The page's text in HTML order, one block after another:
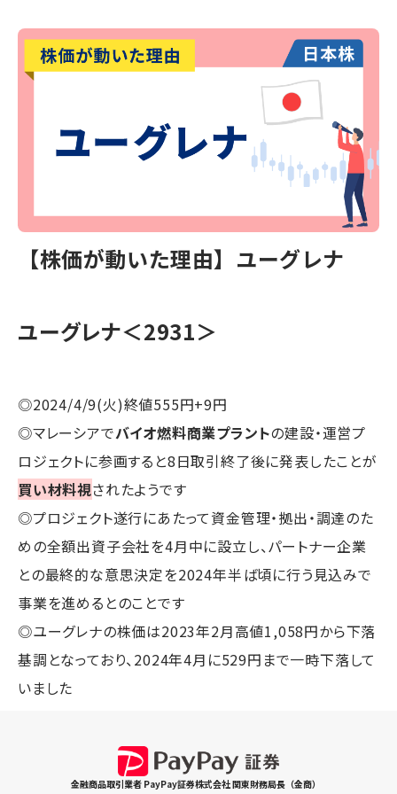
【株価が動いた理由】ユーグレナ
ユーグレナ＜2931＞
◎2024/4/9(火)終値555円+9円
◎マレーシアでバイオ燃料商業プラントの建設・運営プ
ロジェクトに参画すると8日取引終了後に発表したことが
買い材料視されたようです
◎プロジェクト遂行にあたって資金管理・拠出・調達のた
めの全額出資子会社を4月中に設立し、パートナー企業
との最終的な意思決定を2024年半ば頃に行う見込みで
事業を進めるとのことです
◎ユーグレナの株価は2023年2月高値1,058円から下落
基調となっており、2024年4月に529円まで一時下落して
いました
金融商品取引業者 PayPay証券株式会社 関東財務局長（金商）